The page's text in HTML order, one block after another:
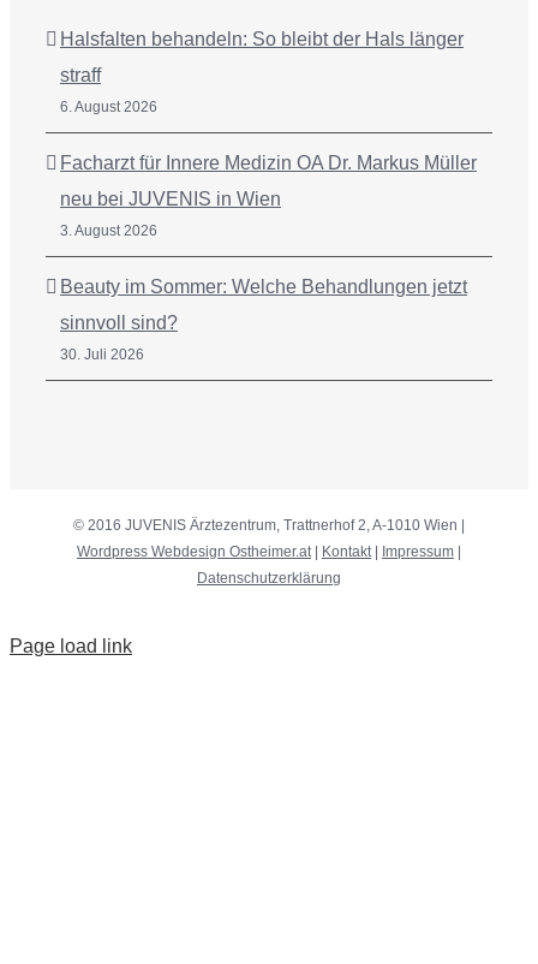
Halsfalten behandeln: So bleibt der Hals länger
straff
6. August 2026
Facharzt für Innere Medizin OA Dr. Markus Müller
neu bei JUVENIS in Wien
3. August 2026
Beauty im Sommer: Welche Behandlungen jetzt
sinnvoll sind?
30. Juli 2026
© 2016 JUVENIS Ärztezentrum, Trattnerhof 2, A-1010 Wien |
Wordpress Webdesign Ostheimer.at| Kontakt| Impressum
Datenschutzerklärung
Page load link